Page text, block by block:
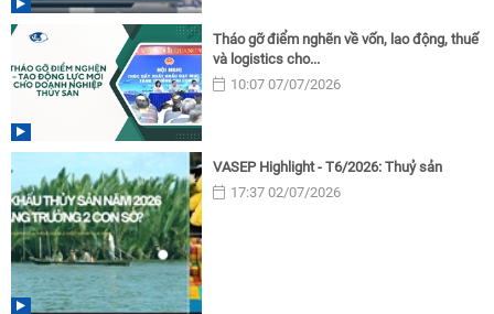
Tháo gỡ điểm nghẽn về vốn, lao động, thuế
và logistics cho...
10:07 07/07/2026
VASEP Highlight - T6/2026: Thuỷ sản
17:37 02/07/2026